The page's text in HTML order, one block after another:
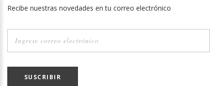
Recibe nuestras novedades en tu correo electrónico
SUSCRIBIR